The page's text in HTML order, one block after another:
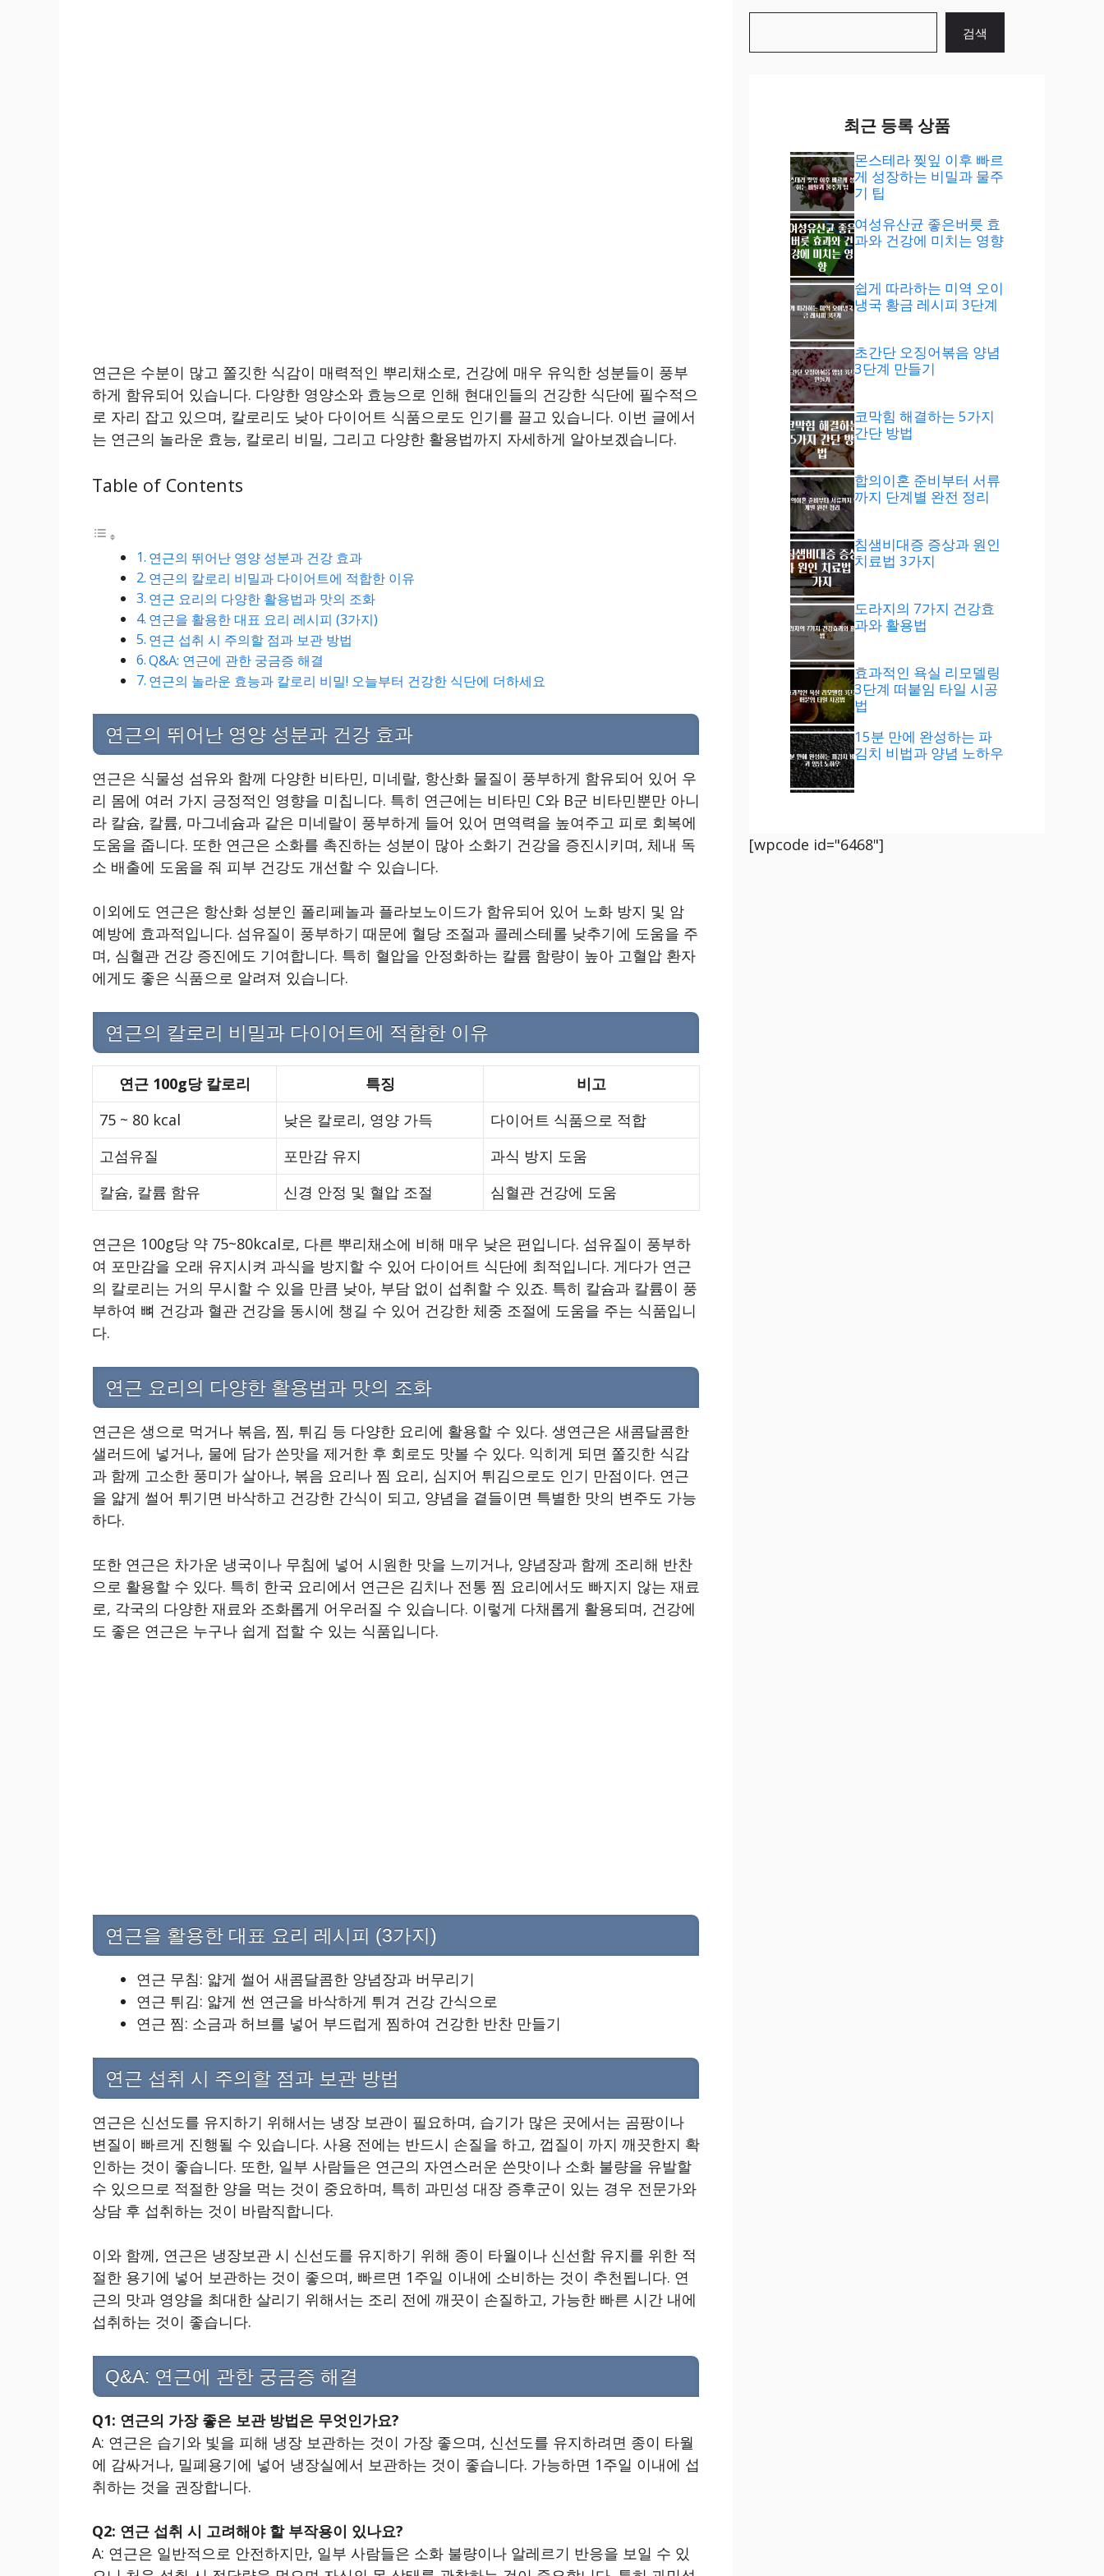
연근은 수분이 많고 쫄깃한 식감이 매력적인 뿌리채소로, 건강에 매우 유익한 성분들이 풍부
하게 함유되어 있습니다. 다양한 영양소와 효능으로 인해 현대인들의 건강한 식단에 필수적으
로 자리 잡고 있으며, 칼로리도 낮아 다이어트 식품으로도 인기를 끌고 있습니다. 이번 글에서
는 연근의 놀라운 효능, 칼로리 비밀, 그리고 다양한 활용법까지 자세하게 알아보겠습니다.
Table of Contents
연근의 뛰어난 영양 성분과 건강 효과
연근의 칼로리 비밀과 다이어트에 적합한 이유
연근 요리의 다양한 활용법과 맛의 조화
연근을 활용한 대표 요리 레시피 (3가지)
연근 섭취 시 주의할 점과 보관 방법
Q&A: 연근에 관한 궁금증 해결
연근의 놀라운 효능과 칼로리 비밀! 오늘부터 건강한 식단에 더하세요
연근의 뛰어난 영양 성분과 건강 효과
연근은 식물성 섬유와 함께 다양한 비타민, 미네랄, 항산화 물질이 풍부하게 함유되어 있어 우
리 몸에 여러 가지 긍정적인 영향을 미칩니다. 특히 연근에는 비타민 C와 B군 비타민뿐만 아니
라 칼슘, 칼륨, 마그네슘과 같은 미네랄이 풍부하게 들어 있어 면역력을 높여주고 피로 회복에
도움을 줍니다. 또한 연근은 소화를 촉진하는 성분이 많아 소화기 건강을 증진시키며, 체내 독
소 배출에 도움을 줘 피부 건강도 개선할 수 있습니다.
이외에도 연근은 항산화 성분인 폴리페놀과 플라보노이드가 함유되어 있어 노화 방지 및 암
예방에 효과적입니다. 섬유질이 풍부하기 때문에 혈당 조절과 콜레스테롤 낮추기에 도움을 주
며, 심혈관 건강 증진에도 기여합니다. 특히 혈압을 안정화하는 칼륨 함량이 높아 고혈압 환자
에게도 좋은 식품으로 알려져 있습니다.
연근의 칼로리 비밀과 다이어트에 적합한 이유
연근 100g당 칼로리 특징
비고
75 ~ 80 kcal
낮은 칼로리, 영양 가득
다이어트 식품으로 적합
고섬유질
포만감 유지
과식 방지 도움
칼슘, 칼륨 함유
신경 안정 및 혈압 조절 심혈관 건강에 도움
연근은 100g당 약 75~80kcal로, 다른 뿌리채소에 비해 매우 낮은 편입니다. 섬유질이 풍부하
여 포만감을 오래 유지시켜 과식을 방지할 수 있어 다이어트 식단에 최적입니다. 게다가 연근
의 칼로리는 거의 무시할 수 있을 만큼 낮아, 부담 없이 섭취할 수 있죠. 특히 칼슘과 칼륨이 풍
부하여 뼈 건강과 혈관 건강을 동시에 챙길 수 있어 건강한 체중 조절에 도움을 주는 식품입니
다.
연근 요리의 다양한 활용법과 맛의 조화
연근은 생으로 먹거나 볶음, 찜, 튀김 등 다양한 요리에 활용할 수 있다. 생연근은 새콤달콤한
샐러드에 넣거나, 물에 담가 쓴맛을 제거한 후 회로도 맛볼 수 있다. 익히게 되면 쫄깃한 식감
과 함께 고소한 풍미가 살아나, 볶음 요리나 찜 요리, 심지어 튀김으로도 인기 만점이다. 연근
을 얇게 썰어 튀기면 바삭하고 건강한 간식이 되고, 양념을 곁들이면 특별한 맛의 변주도 가능
하다.
또한 연근은 차가운 냉국이나 무침에 넣어 시원한 맛을 느끼거나, 양념장과 함께 조리해 반찬
으로 활용할 수 있다. 특히 한국 요리에서 연근은 김치나 전통 찜 요리에서도 빠지지 않는 재료
로, 각국의 다양한 재료와 조화롭게 어우러질 수 있습니다. 이렇게 다채롭게 활용되며, 건강에
도 좋은 연근은 누구나 쉽게 접할 수 있는 식품입니다.
연근을 활용한 대표 요리 레시피 (3가지)
연근 무침: 얇게 썰어 새콤달콤한 양념장과 버무리기
연근 튀김: 얇게 썬 연근을 바삭하게 튀겨 건강 간식으로
연근 찜: 소금과 허브를 넣어 부드럽게 찜하여 건강한 반찬 만들기
연근 섭취 시 주의할 점과 보관 방법
연근은 신선도를 유지하기 위해서는 냉장 보관이 필요하며, 습기가 많은 곳에서는 곰팡이나
변질이 빠르게 진행될 수 있습니다. 사용 전에는 반드시 손질을 하고, 껍질이 까지 깨끗한지 확
인하는 것이 좋습니다. 또한, 일부 사람들은 연근의 자연스러운 쓴맛이나 소화 불량을 유발할
수 있으므로 적절한 양을 먹는 것이 중요하며, 특히 과민성 대장 증후군이 있는 경우 전문가와
상담 후 섭취하는 것이 바람직합니다.
이와 함께, 연근은 냉장보관 시 신선도를 유지하기 위해 종이 타월이나 신선함 유지를 위한 적
절한 용기에 넣어 보관하는 것이 좋으며, 빠르면 1주일 이내에 소비하는 것이 추천됩니다. 연
근의 맛과 영양을 최대한 살리기 위해서는 조리 전에 깨끗이 손질하고, 가능한 빠른 시간 내에
섭취하는 것이 좋습니다.
Q&A: 연근에 관한 궁금증 해결
Q1: 연근의 가장 좋은 보관 방법은 무엇인가요?
A: 연근은 습기와 빛을 피해 냉장 보관하는 것이 가장 좋으며, 신선도를 유지하려면 종이 타월
에 감싸거나, 밀폐용기에 넣어 냉장실에서 보관하는 것이 좋습니다. 가능하면 1주일 이내에 섭
취하는 것을 권장합니다.
Q2: 연근 섭취 시 고려해야 할 부작용이 있나요?
A: 연근은 일반적으로 안전하지만, 일부 사람들은 소화 불량이나 알레르기 반응을 보일 수 있
검색
최근 등록 상품
몬스테라 찢잎 이후 빠르
게 성장하는 비밀과 물주
기 팁
여성유산균 좋은버릇 효
과와 건강에 미치는 영향
쉽게 따라하는 미역 오이
냉국 황금 레시피 3단계
초간단 오징어볶음 양념
3단계 만들기
코막힘 해결하는 5가지
간단 방법
합의이혼 준비부터 서류
까지 단계별 완전 정리
침샘비대증 증상과 원인
치료법 3가지
도라지의 7가지 건강효
과와 활용법
효과적인 욕실 리모델링
3단계 떠붙임 타일 시공
법
15분 만에 완성하는 파
김치 비법과 양념 노하우
[wpcode id="6468"]